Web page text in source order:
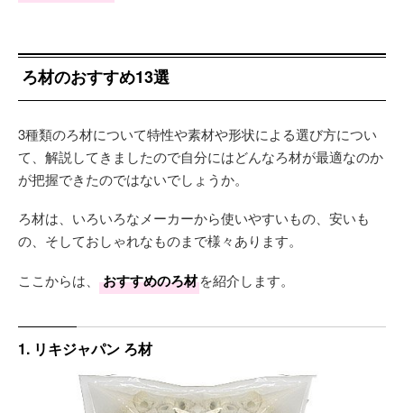
ろ材のおすすめ13選
3種類のろ材について特性や素材や形状による選び方につい
て、解説してきましたので自分にはどんなろ材が最適なのか
が把握できたのではないでしょうか。
ろ材は、いろいろなメーカーから使いやすいもの、安いも
の、そしておしゃれなものまで様々あります。
ここからは、 おすすめのろ材を紹介します。
1. リキジャパン ろ材